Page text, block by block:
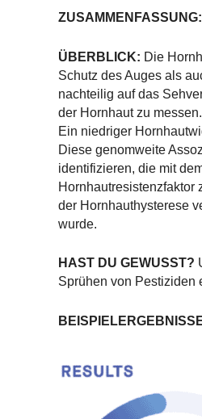
ZUSAMMENFASSUNG:
ÜBERBLICK: Die
Schutz des Auges als
nachteilig auf das
der Hornhaut zu
Ein niedriger
Diese genomweite
identifizieren, die mit
Hornhautresistenzfaktor
der Hornhauthysterese
wurde.
HAST DU GEWUSST?
Sprühen von Pestiziden